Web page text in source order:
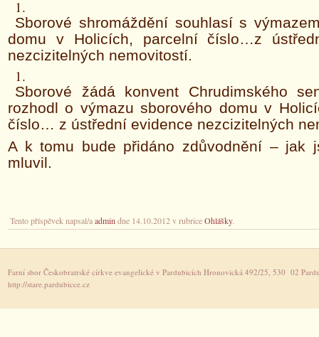
Sborové shromáždění souhlasí s
domu v Holicích, parcelní číslo…z
nezcizitelných nemovitostí.
Sborové žádá konvent Chrudimského
rozhodl o výmazu sborového domu v
číslo… z ústřední evidence nezcizitelných
A k tomu bude přidáno zdůvodnění – jak
mluvil.
Tento příspěvek napsal/aadmin dne 14.10.2012 v rubriceOhlášky.
Farní sbor Českobratrské církve evangelické v Pardubicích Hronovická 492/25, 530 02
http://stare.pardubicce.cz